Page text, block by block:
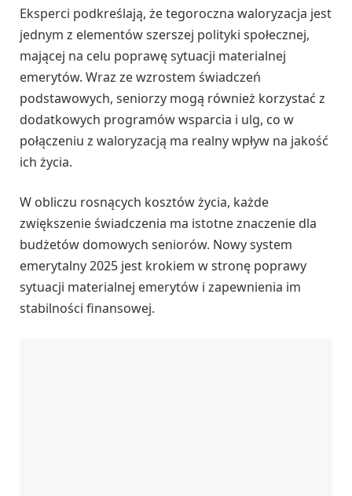
Eksperci podkreślają, że tegoroczna waloryzacja jest
jednym z elementów szerszej polityki społecznej,
mającej na celu poprawę sytuacji materialnej
emerytów. Wraz ze wzrostem świadczeń
podstawowych, seniorzy mogą również korzystać z
dodatkowych programów wsparcia i ulg, co w
połączeniu z waloryzacją ma realny wpływ na jakość
ich życia.
W obliczu rosnących kosztów życia, każde
zwiększenie świadczenia ma istotne znaczenie dla
budżetów domowych seniorów. Nowy system
emerytalny 2025 jest krokiem w stronę poprawy
sytuacji materialnej emerytów i zapewnienia im
stabilności finansowej.